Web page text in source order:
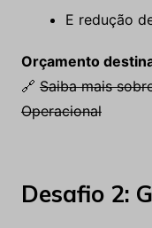
E redução
Orçamento
🔗 Saiba mais
Operacional
Desafio 2: